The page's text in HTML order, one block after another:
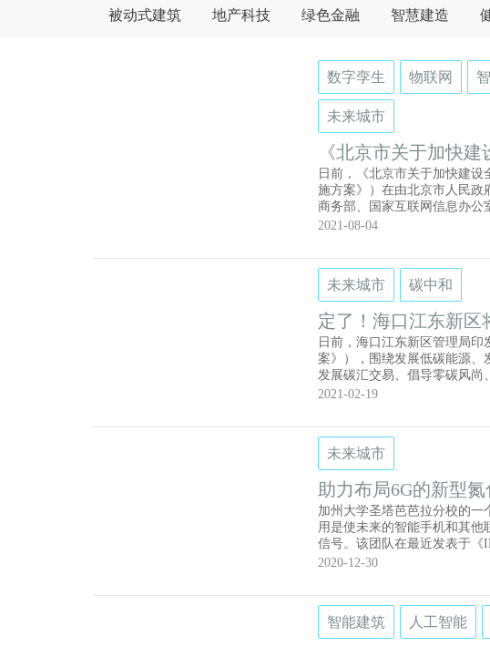
被动式建筑 地产科技 绿色金融 智慧建造
数字孪生 物联网
未来城市
《北京市关于加快
案》正式发布
日前，《北京市关于加快建
施方案》）在由北京市人民政
商务部、国家互联网信息办公
布。《实施方案》，明确了北
2021-08-04
未来城市 碳中和
定了！海口江东新区
日前，海口江东新区管理局
案》），围绕发展低碳能源、
发展碳汇交易、倡导零碳风尚
驱动，多措并举减碳固碳，到
2021-02-19
未来城市
助力布局6G的新型氮
加州大学圣塔芭芭拉分校的
用是使未来的智能手机和其他
信号。该团队在最近发表于《
Letters）的两篇论文中报告了
2020-12-30
智能建筑 人工智能